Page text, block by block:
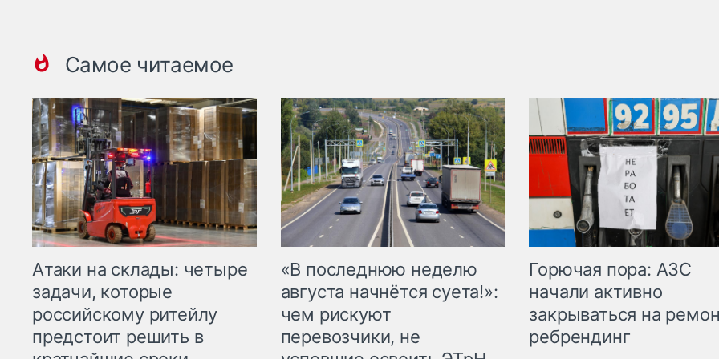
Самое читаемое
Атаки на склады: четыре
задачи, которые
российскому ритейлу
предстоит решить в
«В последнюю неделю
августа начнётся суета!»:
чем рискуют
перевозчики, не
Горючая пора: АЗС
начали активно
закрываться на
ребрендинг